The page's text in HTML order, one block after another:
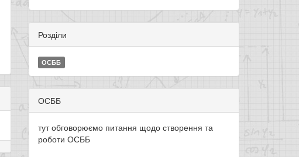
Розділи
ОСББ
ОСББ
тут обговорюємо питання щодо створення та
роботи ОСББ